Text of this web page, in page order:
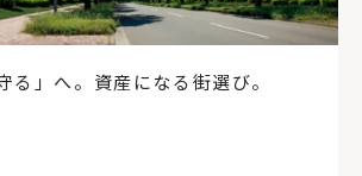
る」へ。資産になる街選び。